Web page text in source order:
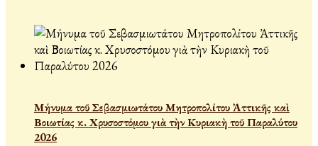
Μήνυμα τοῦ Σεβασμιωτάτου Μητροπολίτου Ἀττικῆς καὶ
Βοιωτίας κ. Χρυσοστόμου γιὰ τὴν Κυριακὴ τοῦ Παραλύτου
2026